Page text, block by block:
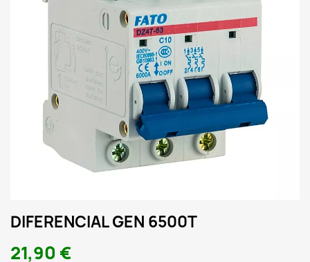
DIFERENCIAL GEN 6500T
21,90 €